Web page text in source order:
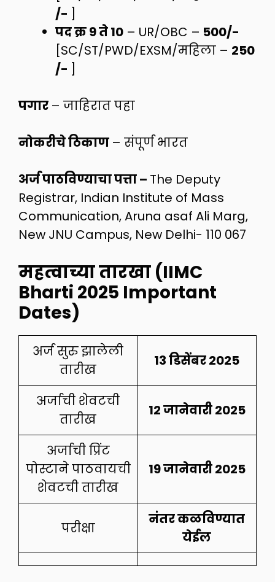
/- ]
पद क्र 9 ते 10 – UR/OBC – 500/-
[SC/ST/PWD/EXSM/महिला – 250
/- ]
पगार – जाहिरात पहा
नोकरीचे ठिकाण – संपूर्ण भारत
अर्ज पाठविण्याचा पत्ता – The Deputy
Registrar, Indian Institute of Mass
Communication, Aruna asaf Ali Marg,
New JNU Campus, New Delhi- 110 067
महत्वाच्या तारखा (IIMC
Bharti 2025 Important
Dates)
अर्ज सुरु झालेली
तारीख
13 डिसेंबर 2025
अर्जाची शेवटची
तारीख
12 जानेवारी 2025
अर्जाची प्रिंट
पोस्टाने पाठवायची
शेवटची तारीख
19 जानेवारी 2025
परीक्षा
नंतर कळविण्यात
येईल